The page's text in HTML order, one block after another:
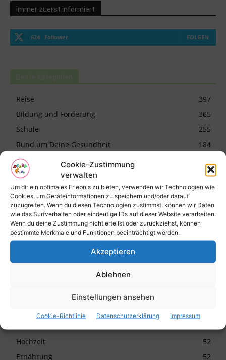
Cookie-Zustimmung
verwalten
Um dir ein optimales Erlebnis zu bieten, verwenden wir Technologien wie
Cookies, um Geräteinformationen zu speichern und/oder darauf
zuzugreifen. Wenn du diesen Technologien zustimmst, können wir Daten
wie das Surfverhalten oder eindeutige IDs auf dieser Website verarbeiten.
Wenn du deine Zustimmung nicht erteilst oder zurückziehst, können
bestimmte Merkmale und Funktionen beeinträchtigt werden.
Akzeptieren
Ablehnen
Einstellungen ansehen
Cookie-Richtlinie Datenschutzerklärung Impressum
Immer zuerst informiert
624 Follower FOLGEN
Reise
397
Bildung und Förderung
365
Schule
255
Rund um Deine Gesundheit
184
Kinderwunsch
Allgemein
145
Schwangerschaft
110
Kinder
99
Stillen
Logopädie
40 spannende Wochen
80
Hochzeit
52
Ernährung
52